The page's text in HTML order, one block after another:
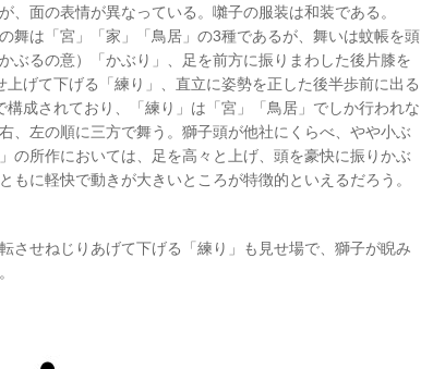
、面の表情が異なっている。囃子の服装は和装である。
舞は「宮」「家」「鳥居」の3種であるが、舞いは蚊帳を頭
ぶるの意）「かぶり」、足を前方に振りまわした後片膝を
げて下げる「練り」、直立に姿勢を正した後半歩前に出る
構成されており、「練り」は「宮」「鳥居」でしか行われな
、左の順に三方で舞う。獅子頭が他社にくらべ、やや小ぶ
の所作においては、足を高々と上げ、頭を豪快に振りかぶ
もに軽快で動きが大きいところが特徴的といえるだろう。
させねじりあげて下げる「練り」も見せ場で、獅子が睨み